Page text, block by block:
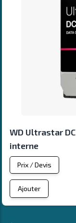
WD Ultrastar
interne
Prix / Devis
Ajouter